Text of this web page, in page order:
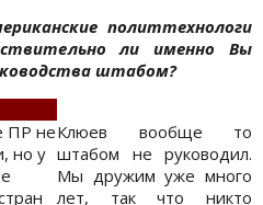
политтехнологи
ли именно Вы
штабом?
ПР не
но у
Клюев вообще то
штабом не руководил.
Мы дружим уже много
лет, так что никто